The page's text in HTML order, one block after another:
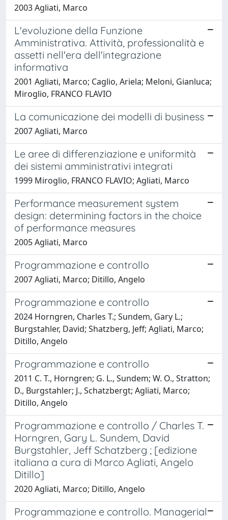
2003 Agliati, Marco
L'evoluzione della Funzione
Amministrativa. Attività, professionalità e
assetti nell'era dell'integrazione
informativa
2001 Agliati, Marco; Caglio, Ariela; Meloni, Gianluca;
Miroglio, FRANCO FLAVIO
La comunicazione dei modelli di business
2007 Agliati, Marco
Le aree di differenziazione e uniformità
dei sistemi amministrativi integrati
1999 Miroglio, FRANCO FLAVIO; Agliati, Marco
Performance measurement system
design: determining factors in the choice
of performance measures
2005 Agliati, Marco
Programmazione e controllo
2007 Agliati, Marco; Ditillo, Angelo
Programmazione e controllo
2024 Horngren, Charles T.; Sundem, Gary L.;
Burgstahler, David; Shatzberg, Jeff; Agliati, Marco;
Ditillo, Angelo
Programmazione e controllo
2011 C. T., Horngren; G. L., Sundem; W. O., Stratton;
D., Burgstahler; J., Schatzbergt; Agliati, Marco;
Ditillo, Angelo
Programmazione e controllo / Charles T.
Horngren, Gary L. Sundem, David
Burgstahler, Jeff Schatzberg ; [edizione
italiana a cura di Marco Agliati, Angelo
Ditillo]
2020 Agliati, Marco; Ditillo, Angelo
Programmazione e controllo. Managerial